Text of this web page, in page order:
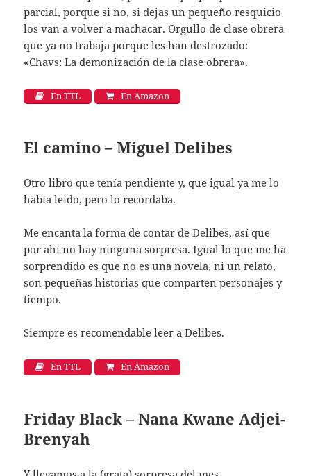
parcial, porque si no, si dejas un pequeño resquicio
los van a volver a machacar. Orgullo de clase obrera
que ya no trabaja porque les han destrozado:
«Chavs: La demonización de la clase obrera».
En TTL En Amazon
El camino – Miguel Delibes
Otro libro que tenía pendiente y, que igual ya me lo
había leído, pero lo recordaba.
Me encanta la forma de contar de Delibes, así que
por ahí no hay ninguna sorpresa. Igual lo que me ha
sorprendido es que no es una novela, ni un relato,
son pequeñas historias que comparten personajes y
tiempo.
Siempre es recomendable leer a Delibes.
En TTL En Amazon
Friday Black – Nana Kwane Adjei-
Brenyah